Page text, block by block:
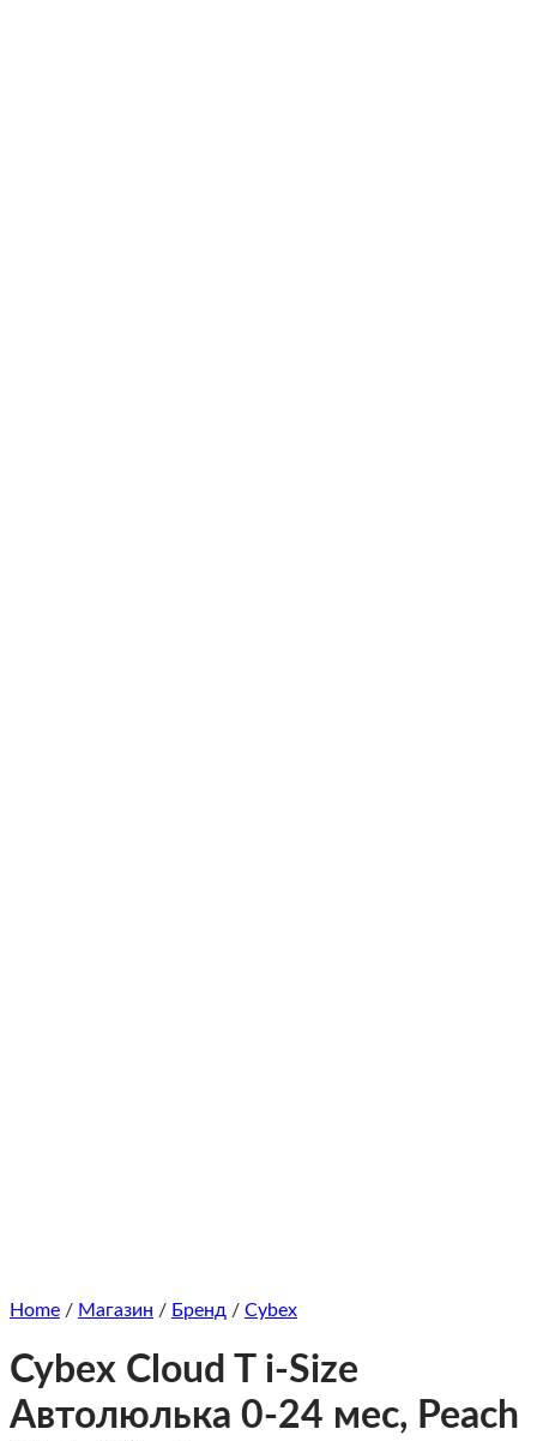
Home / Магазин / Бренд / Cybex
Cybex Cloud T i-Size
Автолюлька 0-24 мес, Peach